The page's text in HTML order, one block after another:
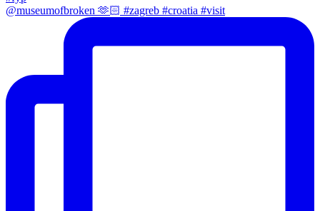
@museumofbroken 🫶🏻 #zagreb #croatia #visit